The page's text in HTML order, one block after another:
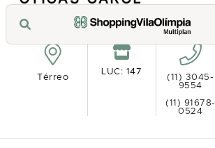
Ver no mapa
Térreo
LUC: 147
(11) 3045-
9554
(11) 91678-
0524